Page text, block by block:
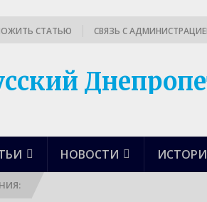
СТАТЬЮ СВЯЗЬ С
НОВОСТИ